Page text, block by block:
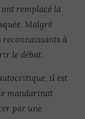
remplacé la
Malgré
reconnaissants à
le débat.
il est
mandarinat
par une